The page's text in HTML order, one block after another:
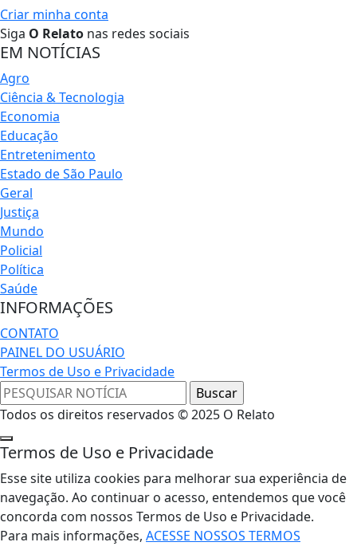
Criar minha conta
Siga O Relato nas redes sociais
EM NOTÍCIAS
Agro
Ciência & Tecnologia
Economia
Educação
Entretenimento
Estado de São Paulo
Geral
Justiça
Mundo
Policial
Política
Saúde
INFORMAÇÕES
CONTATO
PAINEL DO USUÁRIO
Termos de Uso e Privacidade
Todos os direitos reservados © 2025 O Relato
Termos de Uso e Privacidade
Esse site utiliza cookies para melhorar sua experiência de
navegação. Ao continuar o acesso, entendemos que você
concorda com nossos Termos de Uso e Privacidade.
Para mais informações, ACESSE NOSSOS TERMOS